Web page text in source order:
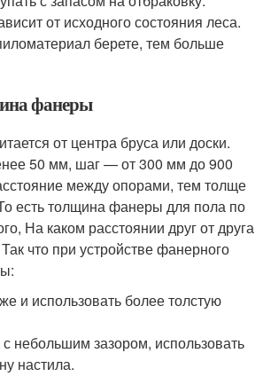
от исходного состояния леса.
берете, тем больше
фанеры
от центра бруса или доски.
50 мм, шаг — от 300 мм до 900
между опорами, тем толще
есть толщина фанеры для пола по
На каком расстоянии друг от друга
что при устройстве фанерного
и использовать более толстую
с небольшим зазором, использовать
настила.